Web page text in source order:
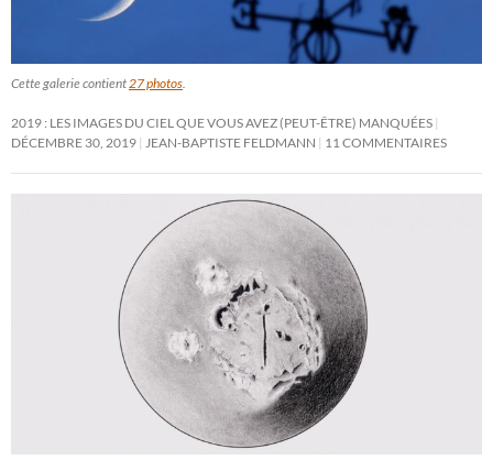
Cette galerie contient27 photos.
2019 : LES IMAGES DU CIEL QUE VOUS AVEZ (PEUT-ÊTRE) MANQUÉES
DÉCEMBRE 30, 2019 JEAN-BAPTISTE FELDMANN 11 COMMENTAIRES